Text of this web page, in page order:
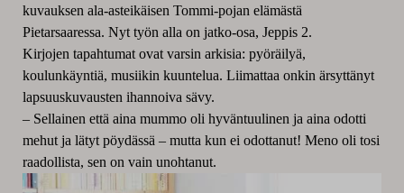
kuvauksen ala-asteikäisen Tommi-pojan elämästä
Pietarsaaressa. Nyt työn alla on jatko-osa, Jeppis 2.
Kirjojen tapahtumat ovat varsin arkisia: pyöräilyä,
koulunkäyntiä, musiikin kuuntelua. Liimattaa onkin ärsyttänyt
lapsuuskuvausten ihannoiva sävy.
– Sellainen että aina mummo oli hyväntuulinen ja aina odotti
mehut ja lätyt pöydässä – mutta kun ei odottanut! Meno oli tosi
raadollista, sen on vain unohtanut.